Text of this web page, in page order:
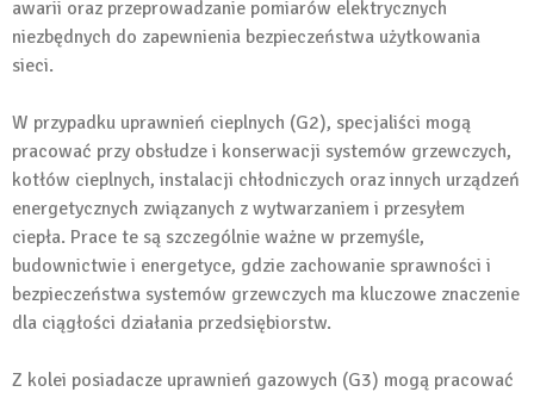
awarii oraz przeprowadzanie pomiarów elektrycznych
niezbędnych do zapewnienia bezpieczeństwa użytkowania
sieci.
W przypadku uprawnień cieplnych (G2), specjaliści mogą
pracować przy obsłudze i konserwacji systemów grzewczych,
kotłów cieplnych, instalacji chłodniczych oraz innych urządzeń
energetycznych związanych z wytwarzaniem i przesyłem
ciepła. Prace te są szczególnie ważne w przemyśle,
budownictwie i energetyce, gdzie zachowanie sprawności i
bezpieczeństwa systemów grzewczych ma kluczowe znaczenie
dla ciągłości działania przedsiębiorstw.
Z kolei posiadacze uprawnień gazowych (G3) mogą pracować